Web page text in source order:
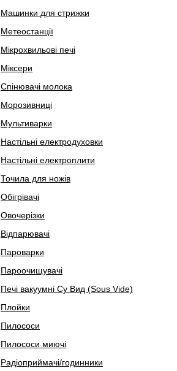
Машинки для стрижки
Метеостанції
Мікрохвильові печі
Міксери
Спінювачі молока
Морозивниці
Мультиварки
Настільні електродуховки
Настільні електроплити
Точила для ножів
Обігрівачі
Овочерізки
Відпарювачі
Пароварки
Пароочищувачі
Печі вакуумні Су Вид (Sous Vide)
Плойки
Пилососи
Пилососи миючі
Радіоприймачі/годинники